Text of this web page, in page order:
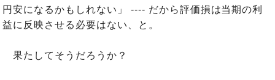
円安になるかもしれない」 ---- だから評価損は当期の利
益に反映させる必要はない、と。
果たしてそうだろうか？